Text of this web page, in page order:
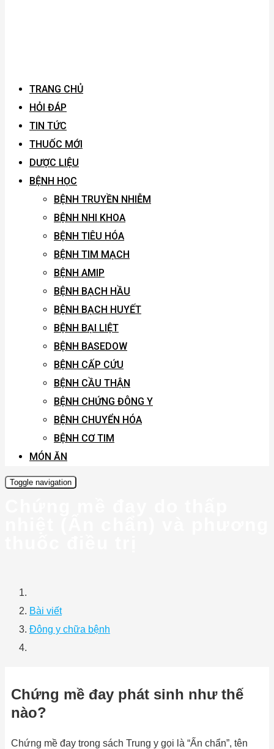
TRANG CHỦ
HỎI ĐÁP
TIN TỨC
THUỐC MỚI
DƯỢC LIỆU
BỆNH HỌC
BỆNH TRUYỀN NHIỄM
BỆNH NHI KHOA
BỆNH TIÊU HÓA
BỆNH TIM MẠCH
BỆNH AMIP
BỆNH BẠCH HẦU
BỆNH BẠCH HUYẾT
BỆNH BẠI LIỆT
BỆNH BASEDOW
BỆNH CẤP CỨU
BỆNH CẦU THẬN
BỆNH CHỨNG ĐÔNG Y
BỆNH CHUYỂN HÓA
BỆNH CƠ TIM
MÓN ĂN
Toggle navigation
Bài viết
Đông y chữa bệnh
Chứng mề đay phát sinh như thế
nào?
Chứng mề đay trong sách Trung y gọi là “Ấn chẩn”, tên